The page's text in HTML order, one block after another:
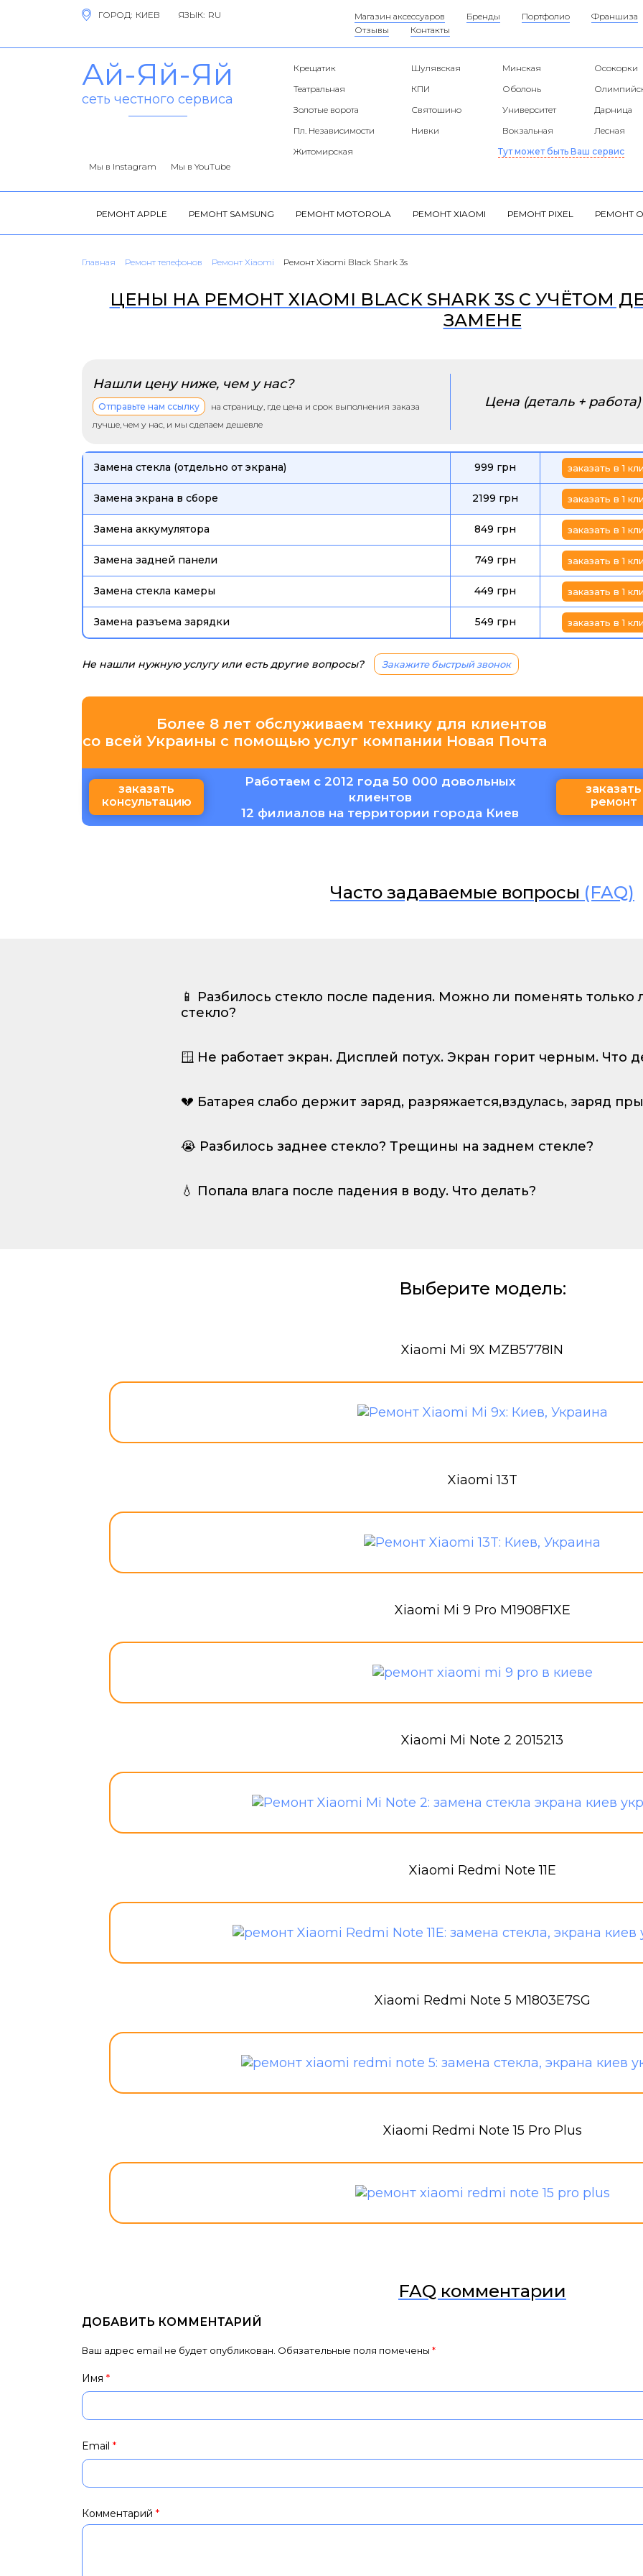
ГОРОД: ЯЗЫК: Магазин аксессуаров Бренды Портфолио Франшиза
Отзывы
Контакты
Ай-Яй-Яй
сеть честного сервиса
Мы в Instagram Мы в YouTube
Крещатик Шулявская Минская
Осокорки
Театральная
КПИ Оболонь
Золотые ворота
Святошино Университет
Дарница
Пл. Независимости
Нивки Вокзальная
Лесная
Житомирская
Тут может быть Ваш сервис
РЕМОНТ APPLE РЕМОНТ SAMSUNG РЕМОНТ MOTOROLA РЕМОНТ XIAOMI РЕМОНТ PIXEL РЕМОНТ
Главная Ремонт телефонов Ремонт Xiaomi Ремонт Xiaomi Black Shark 3s
ЦЕНЫ НА РЕМОНТ XIAOMI BLACK SHARK 3S С УЧЁТОМ
ЗАМЕНЕ
Нашли цену ниже, чем у нас?
Отправьте нам ссылку
на страницу, где цена и срок выполнения заказа
лучше, чем у нас, и мы сделаем дешевле
Цена (деталь + работа)
Замена стекла (отдельно от экрана) 999 грн заказать в 1
Замена экрана в сборе 2199 грн заказать в 1
Замена аккумулятора 849 грн заказать в 1
Замена задней панели 749 грн заказать в 1
Замена стекла камеры 449 грн заказать в 1
Замена разъема зарядки 549 грн заказать в 1
Не нашли нужную услугу или есть другие вопросы? Закажите быстрый звонок
Более 8 лет обслуживаем технику для клиентов
со всей Украины с помощью услуг компании Новая Почта
заказать
консультацию
Работаем с 2012 года 50 000 довольных
клиентов
12 филиалов на территории города Киев
заказать
ремонт
Часто задаваемые вопросы (FAQ)
📱 Разбилось стекло после падения. Можно ли поменять только
стекло?
🪟 Не работает экран. Дисплей потух. Экран горит черным. Что
💔 Батарея слабо держит заряд, разряжается,вздулась, заряд
😭 Разбилось заднее стекло? Трещины на заднем стекле?
💧 Попала влага после падения в воду. Что делать?
Выберите модель:
Xiaomi Mi 9X MZB5778IN
Xiaomi 13T
Xiaomi Mi 9 Pro M1908F1XE
Xiaomi Mi Note 2 2015213
Xiaomi Redmi Note 11E
Xiaomi Redmi Note 5 M1803E7SG
Xiaomi Redmi Note 15 Pro Plus
FAQ комментарии
ДОБАВИТЬ КОММЕНТАРИЙ
Ваш адрес email не будет опубликован. Обязательные поля помечены *
Имя *
Email *
Комментарий *